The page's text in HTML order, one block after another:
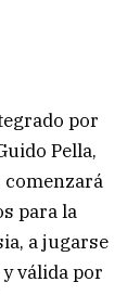
por
Pella,
comenzará
para la
a jugarse
válida por